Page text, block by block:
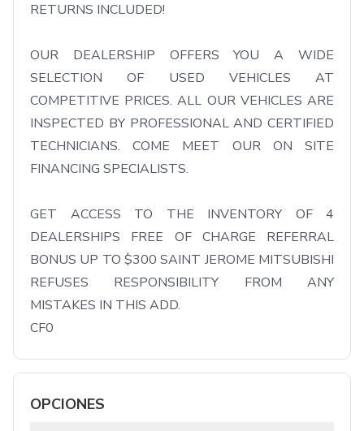
RETURNS INCLUDED!
OUR DEALERSHIP OFFERS YOU A WIDE
SELECTION OF USED VEHICLES AT
COMPETITIVE PRICES. ALL OUR VEHICLES ARE
INSPECTED BY PROFESSIONAL AND CERTIFIED
TECHNICIANS. COME MEET OUR ON SITE
FINANCING SPECIALISTS.
GET ACCESS TO THE INVENTORY OF 4
DEALERSHIPS FREE OF CHARGE REFERRAL
BONUS UP TO $300 SAINT JEROME MITSUBISHI
REFUSES RESPONSIBILITY FROM ANY
MISTAKES IN THIS ADD.
CF0
OPCIONES